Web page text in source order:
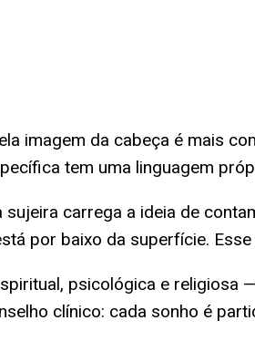
imagem da cabeça é mais
tem uma linguagem
sujeira carrega a ideia de
por baixo da superfície.
psicológica e religiosa
clínico: cada sonho é